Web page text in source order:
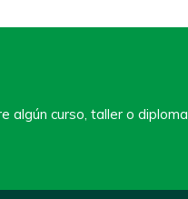
algún curso, taller o